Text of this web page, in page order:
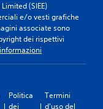
(SIEE)
e/o vesti grafiche
associate sono
dei rispettivi
Politica
dei
Termini
d'uso del